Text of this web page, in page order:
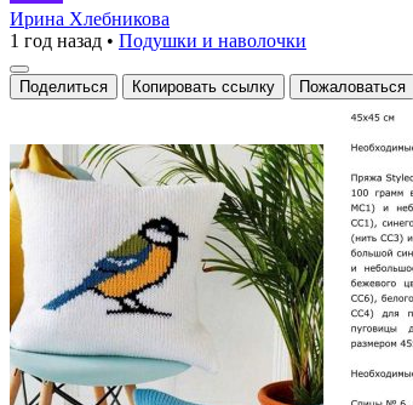
на
подушках:
уют
природа
в
одном
флаконе!
Ирина Хлебникова
1 год назад • Подушки и наволочки
Поделиться Копировать ссылку Пожаловаться